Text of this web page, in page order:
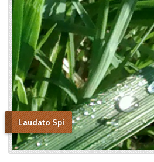
Laudato Spi